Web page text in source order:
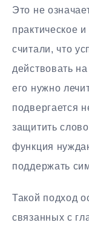
Это не
практическое
считали, что
действовать
его нужно
подвергается
защитить
функция
поддержать
Такой подход
связанных с